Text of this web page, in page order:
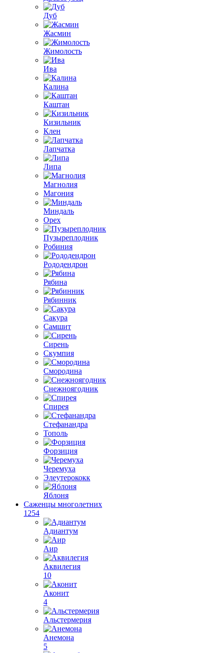
Дуб
Жасмин
Жимолость
Ива
Калина
Каштан
Кизильник
Клен
Лапчатка
Липа
Магнолия
Магония
Миндаль
Орех
Пузыреплодник
Робиния
Рододендрон
Рябина
Рябинник
Сакура
Самшит
Сирень
Скумпия
Смородина
Снежноягодник
Спирея
Стефанандра
Тополь
Форзиция
Черемуха
Элеутерококк
Яблоня
Саженцы многолетних
1254
Адиантум
Аир
Аквилегия
10
Аконит
4
Альстермерия
Анемона
5